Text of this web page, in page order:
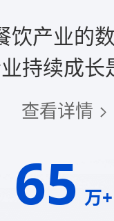
饮产业的
持续成
查看详情
65 万+